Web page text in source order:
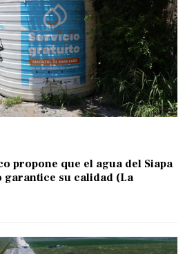
propone que el agua del Siapa
garantice su calidad (La